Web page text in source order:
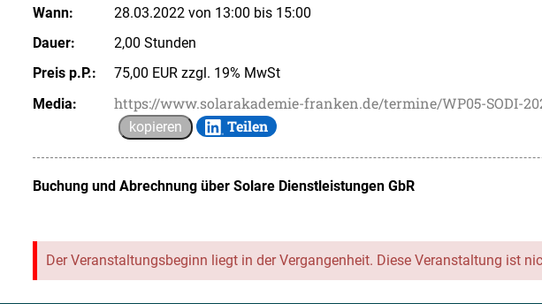
Wann:
28.03.2022 von 13:00 bis 15:00
Dauer:
2,00 Stunden
Preis p.P.:
75,00 EUR zzgl. 19% MwSt
Media:
https://www.solarakademie-franken.de/termine/WP05-SODI-
kopieren Teilen
Buchung und Abrechnung über Solare Dienstleistungen GbR
Der Veranstaltungsbeginn liegt in der Vergangenheit. Diese Veranstaltung ist